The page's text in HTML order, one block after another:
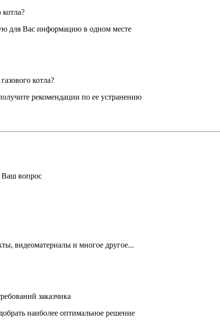
для Вас информацию в одном месте
котла?
рекомендации по ее устранению
вопрос
видеоматериалы и многое другое...
заказчика
наиболее оптимальное решение